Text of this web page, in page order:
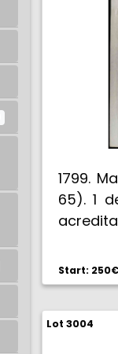
1799.
65). 1
1798
reales
recibir
Rentas
Start: 250€
Lot 3004